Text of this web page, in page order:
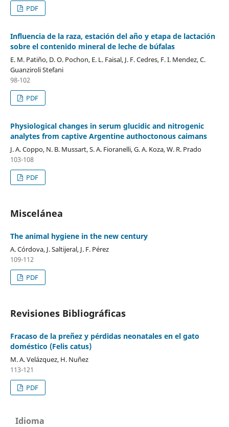
PDF
Influencia de la raza, estación del año y etapa de lactación
sobre el contenido mineral de leche de búfalas
E. M. Patiño, D. O. Pochon, E. L. Faisal, J. F. Cedres, F. I. Mendez, C.
Guanziroli Stefani
98-102
PDF
Physiological changes in serum glucidic and nitrogenic
analytes from captive Argentine authoctonous caimans
J. A. Coppo, N. B. Mussart, S. A. Fioranelli, G. A. Koza, W. R. Prado
103-108
PDF
Miscelánea
The animal hygiene in the new century
A. Córdova, J. Saltijeral, J. F. Pérez
109-112
PDF
Revisiones Bibliográficas
Fracaso de la preñez y pérdidas neonatales en el gato
doméstico (Felis catus)
M. A. Velázquez, H. Nuñez
113-121
PDF
Idioma